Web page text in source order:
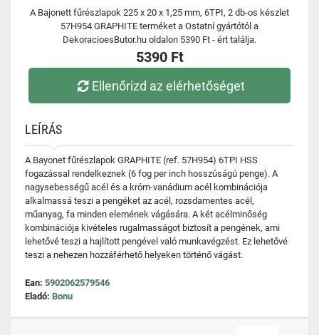
A Bajonett fűrészlapok 225 x 20 x 1,25 mm, 6TPI, 2 db-os készlet
57H954 GRAPHITE terméket a Ostatní gyártótól a
DekoracioesButor.hu oldalon 5390 Ft - ért találja.
5390 Ft
Ellenőrizd az elérhetőséget
LEÍRÁS
A Bayonet fűrészlapok GRAPHITE (ref. 57H954) 6TPI HSS
fogazással rendelkeznek (6 fog per inch hosszúságú penge). A
nagysebességű acél és a króm-vanádium acél kombinációja
alkalmassá teszi a pengéket az acél, rozsdamentes acél,
műanyag, fa minden elemének vágására. A két acélminőség
kombinációja kivételes rugalmasságot biztosít a pengének, ami
lehetővé teszi a hajlított pengével való munkavégzést. Ez lehetővé
teszi a nehezen hozzáférhető helyeken történő vágást.
Ean: 5902062579546
Eladó: Bonu